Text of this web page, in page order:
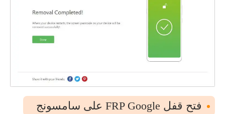
فتح قفل FRP Google على سامسونج